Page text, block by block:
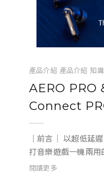
產品介紹 產品介紹 知識
AERO PRO
Connect
｜前言｜ 以超低延遲、可調環繞為特色，並主
打音樂遊戲一機兩用
耳機，在短短一個多
閱讀更多